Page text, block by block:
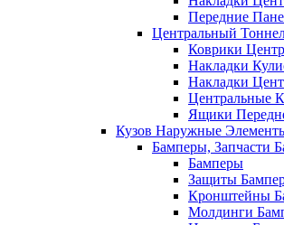
Передние
Центральный
Коврики
Накладки
Накладки
Центральные
Ящики
Кузов Наружные
Бамперы, Запчасти
Бамперы
Защиты
Кронштейны
Молдинги